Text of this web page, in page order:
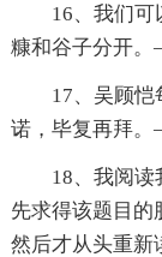
16、我们
糠和谷子分开
17、吴顾
诺，毕复再拜
18、我阅
先求得该题目的
然后才从头重新